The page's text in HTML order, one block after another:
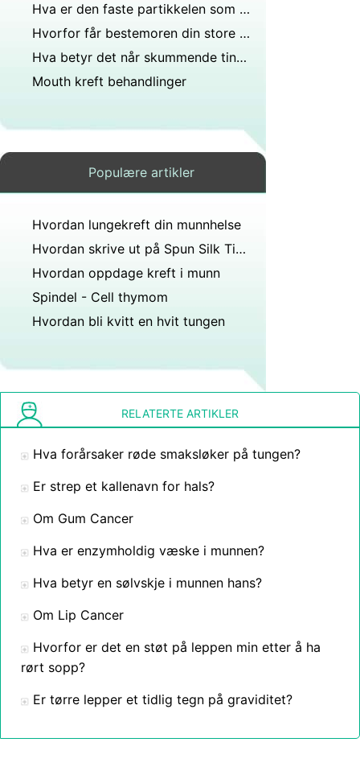
Hva er den faste partikkelen som noen ganger kommer ut fra munn eller svelg og lukter virkelig vondt?
Hvorfor får bestemoren din store blodpropper ut av nesen hennes?
Hva betyr det når skummende ting kommer ut av munnen din?
Mouth kreft behandlinger
Populære artikler
Hvordan lungekreft din munnhelse
Hvordan skrive ut på Spun Silk Tissue Paper
Hvordan oppdage kreft i munn
Spindel - Cell thymom
Hvordan bli kvitt en hvit tungen
RELATERTE ARTIKLER
Hva forårsaker røde smaksløker på tungen?
Er strep et kallenavn for hals?
Om Gum Cancer
Hva er enzymholdig væske i munnen?
Hva betyr en sølvskje i munnen hans?
Om Lip Cancer
Hvorfor er det en støt på leppen min etter å ha
rørt sopp?
Er tørre lepper et tidlig tegn på graviditet?